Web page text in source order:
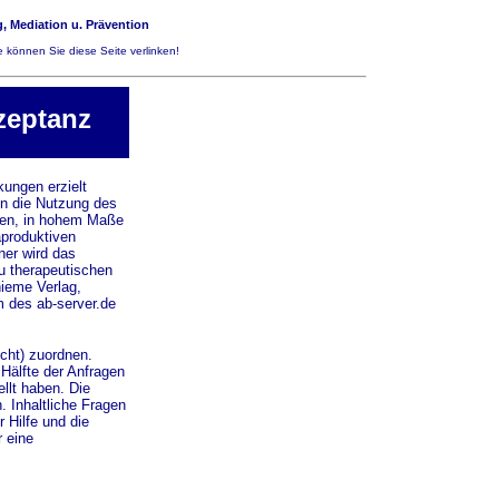
Mediation u. Prävention
können Sie diese Seite verlinken!
erzielt
die Nutzung des
in hohem Maße
wird das
therapeutischen
Verlag,
des ab-server.de
zuordnen.
der Anfragen
haben. Die
Inhaltliche Fragen
Hilfe und die
eine